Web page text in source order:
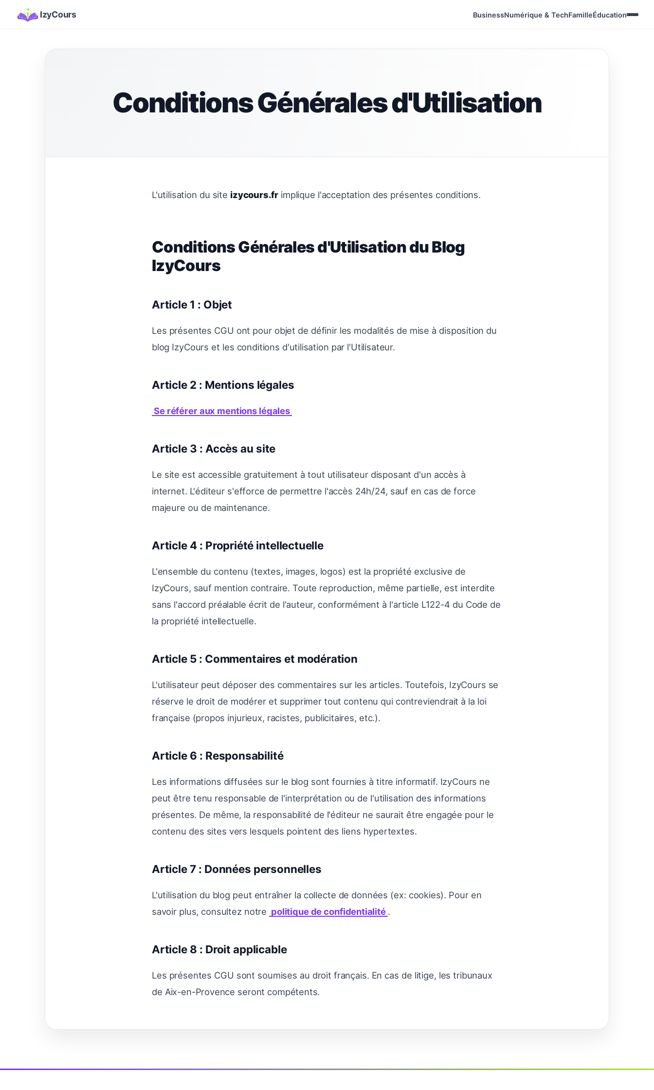
IzyCours BusinessNumérique & TechFamilleÉducation
Conditions Générales d'Utilisation
L'utilisation du site izycours.fr implique l'acceptation des présentes conditions.
Conditions Générales d'Utilisation du Blog
IzyCours
Article 1 : Objet
Les présentes CGU ont pour objet de définir les modalités de mise à disposition du
blog IzyCours et les conditions d'utilisation par l'Utilisateur.
Article 2 : Mentions légales
Se référer aux mentions légales
Article 3 : Accès au site
Le site est accessible gratuitement à tout utilisateur disposant d'un accès à
internet. L'éditeur s'efforce de permettre l'accès 24h/24, sauf en cas de force
majeure ou de maintenance.
Article 4 : Propriété intellectuelle
L'ensemble du contenu (textes, images, logos) est la propriété exclusive de
IzyCours, sauf mention contraire. Toute reproduction, même partielle, est interdite
sans l'accord préalable écrit de l'auteur, conformément à l'article L122-4 du Code de
la propriété intellectuelle.
Article 5 : Commentaires et modération
L'utilisateur peut déposer des commentaires sur les articles. Toutefois, IzyCours se
réserve le droit de modérer et supprimer tout contenu qui contreviendrait à la loi
française (propos injurieux, racistes, publicitaires, etc.).
Article 6 : Responsabilité
Les informations diffusées sur le blog sont fournies à titre informatif. IzyCours ne
peut être tenu responsable de l'interprétation ou de l'utilisation des informations
présentes. De même, la responsabilité de l'éditeur ne saurait être engagée pour le
contenu des sites vers lesquels pointent des liens hypertextes.
Article 7 : Données personnelles
L'utilisation du blog peut entraîner la collecte de données (ex: cookies). Pour en
savoir plus, consultez notre politique de confidentialité .
Article 8 : Droit applicable
Les présentes CGU sont soumises au droit français. En cas de litige, les tribunaux
de Aix-en-Provence seront compétents.